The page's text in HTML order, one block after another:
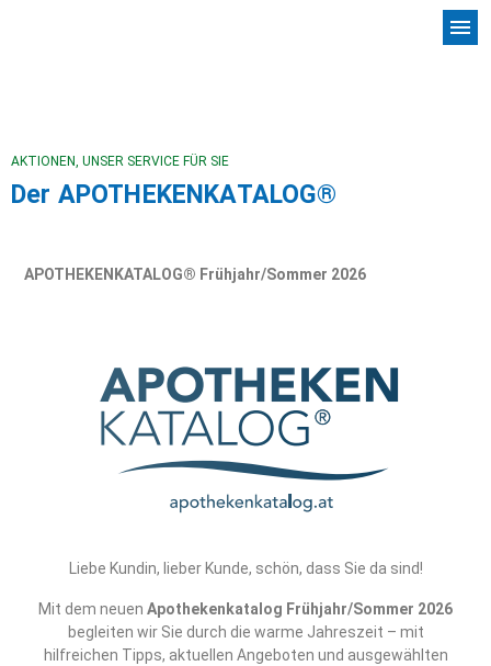
menu
AKTIONEN, UNSER SERVICE FÜR SIE
Der APOTHEKENKATALOG®
APOTHEKENKATALOG® Frühjahr/Sommer 2026
Liebe Kundin, lieber Kunde, schön, dass Sie da sind!
Mit dem neuen Apothekenkatalog Frühjahr/Sommer 2026
begleiten wir Sie durch die warme Jahreszeit – mit
hilfreichen Tipps, aktuellen Angeboten und ausgewählten